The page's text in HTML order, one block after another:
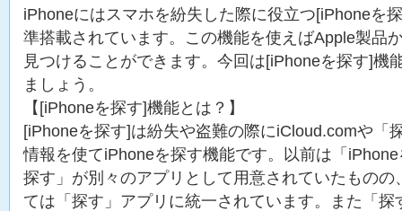
iPhoneにはスマホを紛失した際に役立つ[iPhoneを
準搭載されています。この機能を使えばApple製品
見つけることができます。今回は[iPhoneを探す]機
ましょう。
【[iPhoneを探す]機能とは？】
[iPhoneを探す]は紛失や盗難の際にiCloud.comや「
情報を使てiPhoneを探す機能です。以前は「
探す」が別々のアプリとして用意されていたものの
ては「探す」アプリに統一されています。また「探